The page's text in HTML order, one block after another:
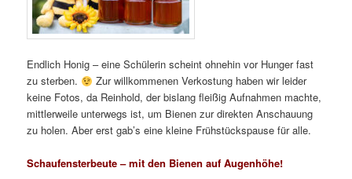
Endlich Honig – eine Schülerin scheint ohnehin vor Hunger fast
zu sterben.
Zur willkommenen Verkostung haben wir leider
keine Fotos, da Reinhold, der bislang fleißig Aufnahmen machte,
mittlerweile unterwegs ist, um Bienen zur direkten Anschauung
zu holen. Aber erst gab’s eine kleine Frühstückspause für alle.
Schaufensterbeute – mit den Bienen auf Augenhöhe!